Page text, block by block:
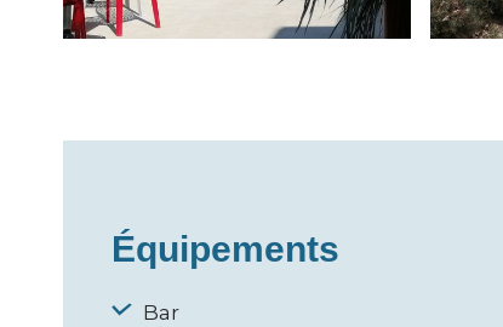
Équipements
Bar